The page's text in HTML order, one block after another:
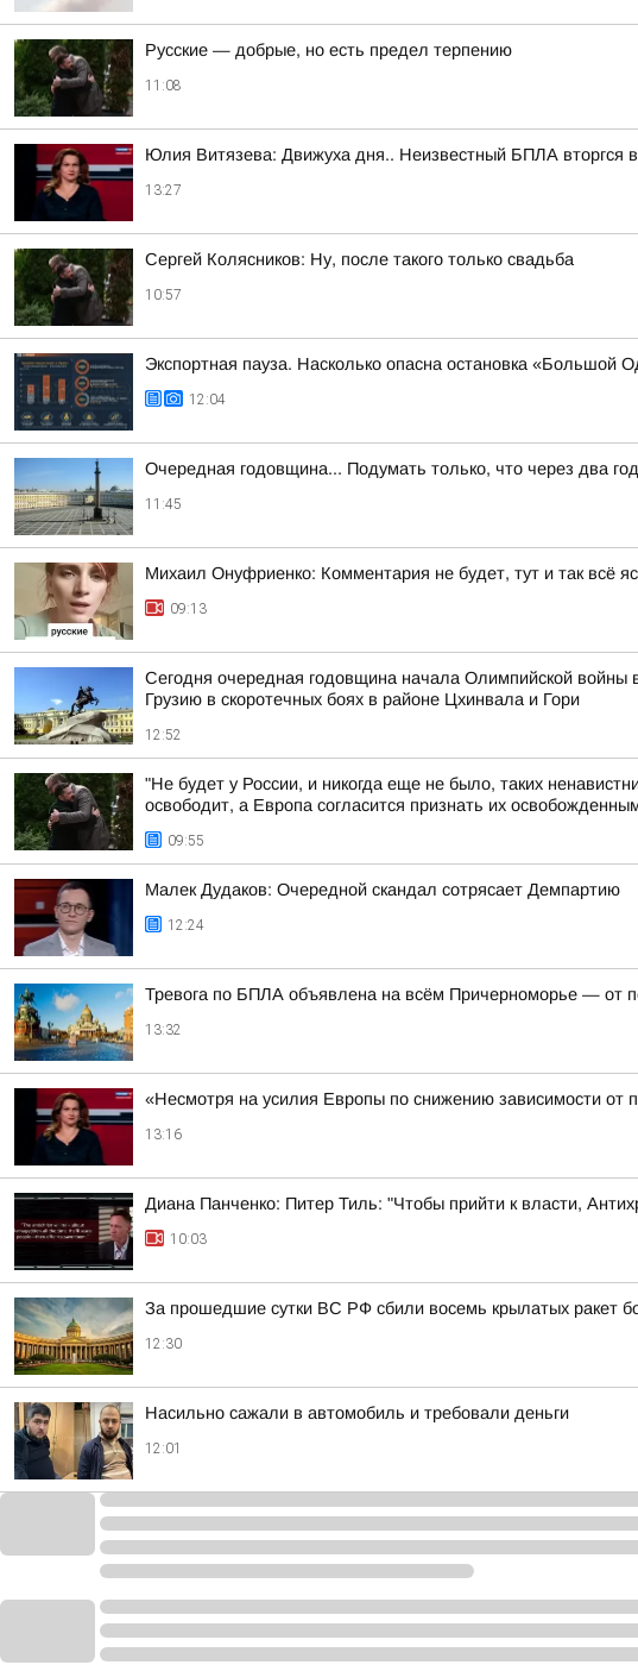
Русские — добрые, но есть предел терпению
11:08
Юлия Витязева: Движуха дня.. Неизвестный БПЛА вторгся
13:27
Сергей Колясников: Ну, после такого только свадьба
10:57
Экспортная пауза. Насколько опасна остановка «Большой
12:04
Очередная годовщина... Подумать только, что через два
11:45
Михаил Онуфриенко: Комментария не будет, тут и так всё
09:13
Сегодня очередная годовщина начала Олимпийской войны
Грузию в скоротечных боях в районе Цхинвала и Гори
12:52
"Не будет у России, и никогда еще не было, таких
освободит, а Европа согласится признать их
09:55
Малек Дудаков: Очередной скандал сотрясает Демпартию
12:24
Тревога по БПЛА объявлена на всём Причерноморье — от
13:32
«Несмотря на усилия Европы по снижению зависимости от
13:16
Диана Панченко: Питер Тиль: "Чтобы прийти к власти,
10:03
За прошедшие сутки ВС РФ сбили восемь крылатых ракет
12:30
Насильно сажали в автомобиль и требовали деньги
12:01